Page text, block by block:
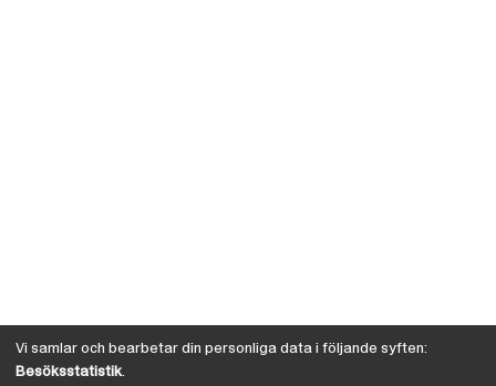
Vi samlar och bearbetar din personliga data i följande syften:
Besöksstatistik.